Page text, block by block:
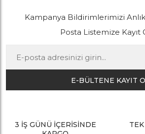
Kampanya Bildirimlerimizi
Posta Listemize Kayıt
E-BÜLTENE KAYIT
3 İŞ GÜNÜ İÇERİSİNDE